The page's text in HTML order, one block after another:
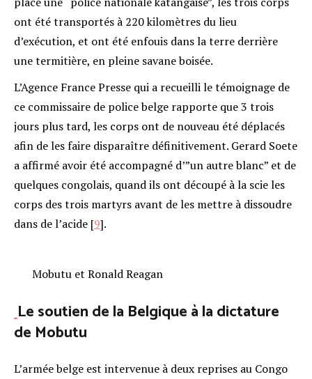
ont été transportés à 220 kilomètres du lieu
d’exécution, et ont été enfouis dans la terre derrière
une termitière, en pleine savane boisée.
L’Agence France Presse qui a recueilli le témoignage de
ce commissaire de police belge rapporte que 3 trois
jours plus tard, les corps ont de nouveau été déplacés
afin de les faire disparaître définitivement. Gerard Soete
a affirmé avoir été accompagné d’”un autre blanc” et de
quelques congolais, quand ils ont découpé à la scie les
corps des trois martyrs avant de les mettre à dissoudre
dans de l’acide [9].
Mobutu et Ronald Reagan
Le soutien de la Belgique à la dictature
de Mobutu
L’armée belge est intervenue à deux reprises au Congo